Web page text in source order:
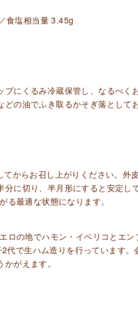
貫
食塩相当量 3.45g
にくるみ冷蔵保管し、なるべく
の油でふき取るかそぎ落として
からお召し上がりください。外
に切り、半月形にすると安定し
最適な状態になります。
の地でハモン・イベリコとエ
で生ハム造りを行っています
がえます。